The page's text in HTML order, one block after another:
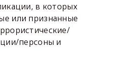
в которых
или признанные
персоны и